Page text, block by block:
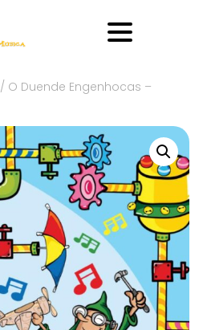
/ O Duende Engenhocas –